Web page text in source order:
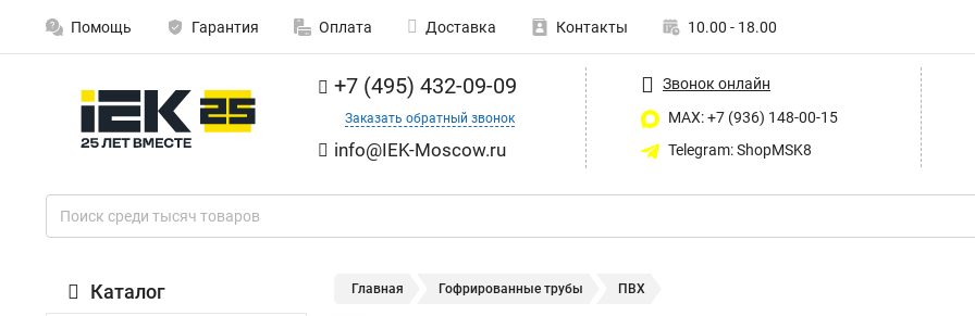
Помощь Гарантия Оплата Доставка Контакты 10.00 - 18.00
+7 (495) 432-09-09
Заказать обратный звонок
info@IEK-Moscow.ru
Звонок онлайн
MAX: +7 (936) 148-00-15
Telegram: ShopMSK8
Каталог Главная Гофрированные трубы ПВХ